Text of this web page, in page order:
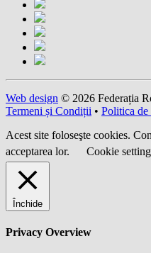
Web design © 2026 Federația
Termeni și Condiții • Politica
Acest site foloseşte cookies.
acceptarea lor.
Cookie
Închide
Privacy Overview